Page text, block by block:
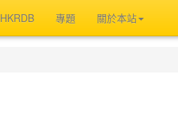
HKRDB 專題 關於本站